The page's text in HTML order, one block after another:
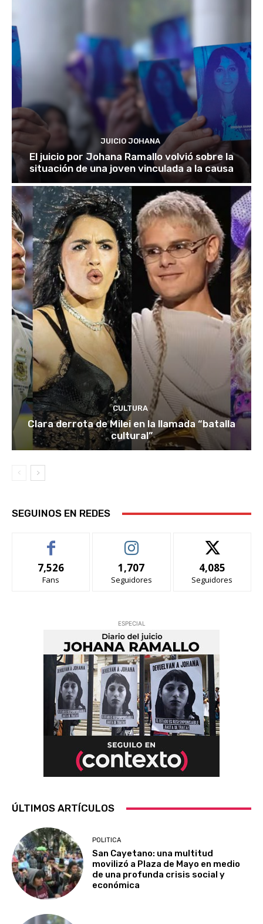
JUICIO JOHANA
El juicio por Johana Ramallo volvió sobre la
situación de una joven vinculada a la causa
CULTURA
Clara derrota de Milei en la llamada “batalla
cultural”
SEGUINOS EN REDES
7,526
Fans
1,707
Seguidores
4,085
Seguidores
ESPECIAL
ÚLTIMOS ARTÍCULOS
POLITICA
San Cayetano: una multitud
movilizó a Plaza de Mayo en medio
de una profunda crisis social y
económica